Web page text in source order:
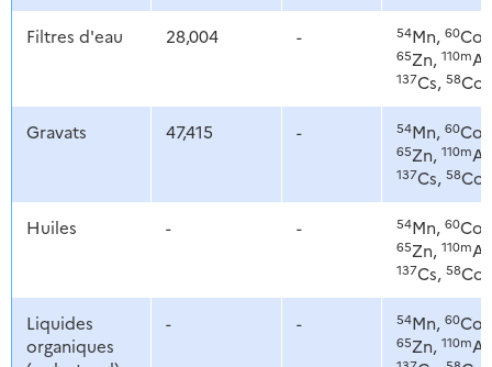
Filtres d'eau 28,004 - 54Mn, 60Co,
65Zn, 110m
137Cs, 58Co
Gravats 47,415 - 54Mn, 60Co,
65Zn, 110m
137Cs, 58Co
Huiles - - 54Mn, 60Co,
65Zn, 110m
137Cs, 58Co
Liquides
organiques
- - 54Mn, 60Co,
65Zn, 110m